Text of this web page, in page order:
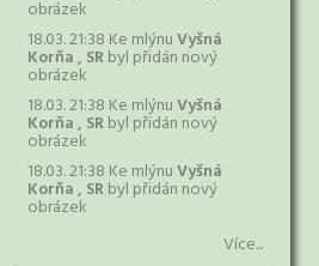
obrázek
18.03. 21:38 Ke mlýnuVyšná
Korňa , SRbyl přidán nový
obrázek
18.03. 21:38 Ke mlýnuVyšná
Korňa , SRbyl přidán nový
obrázek
18.03. 21:38 Ke mlýnuVyšná
Korňa , SRbyl přidán nový
obrázek
Více...